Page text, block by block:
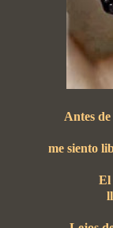
Antes
me siento
El